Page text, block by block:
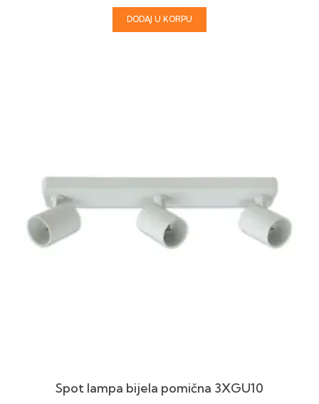
DODAJ U KORPU
Spot lampa bijela pomična 3XGU10